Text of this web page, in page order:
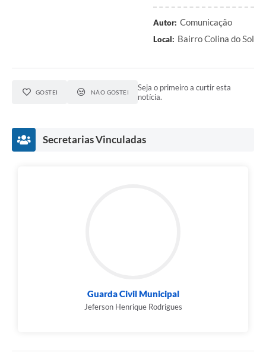
Autor: Comunicação
Local: Bairro Colina do Sol
GOSTEI NÃO GOSTEI
Seja o primeiro a curtir esta
notícia.
Secretarias Vinculadas
Guarda Civil Municipal
Jeferson Henrique Rodrigues